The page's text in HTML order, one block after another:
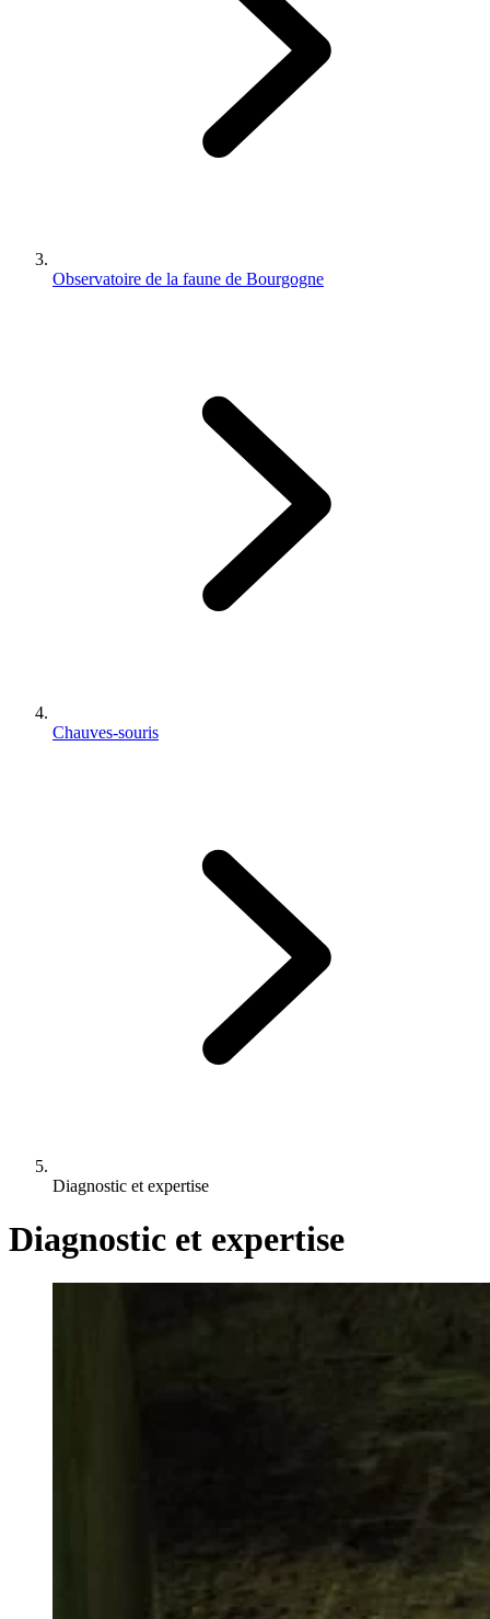
Observatoire de la faune de Bourgogne
Chauves-souris
Diagnostic et expertise
Diagnostic et expertise